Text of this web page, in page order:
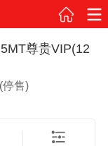
尊贵VIP(12
停售)